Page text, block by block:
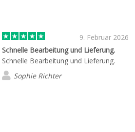
9. Februar 2026
Schnelle Bearbeitung und Lieferung.
Schnelle Bearbeitung und Lieferung.
Sophie Richter